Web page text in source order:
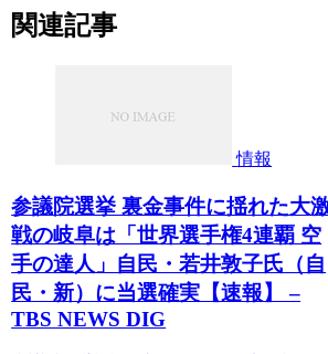
関連記事
情報
参議院選挙 裏金事件に揺れた大
戦の岐阜は「世界選手権4連覇 空
手の達人」自民・若井敦子氏（自
民・新）に当選確実【速報】 –
TBS NEWS DIG